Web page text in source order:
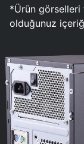
*Ürün görselleri
olduğunuz